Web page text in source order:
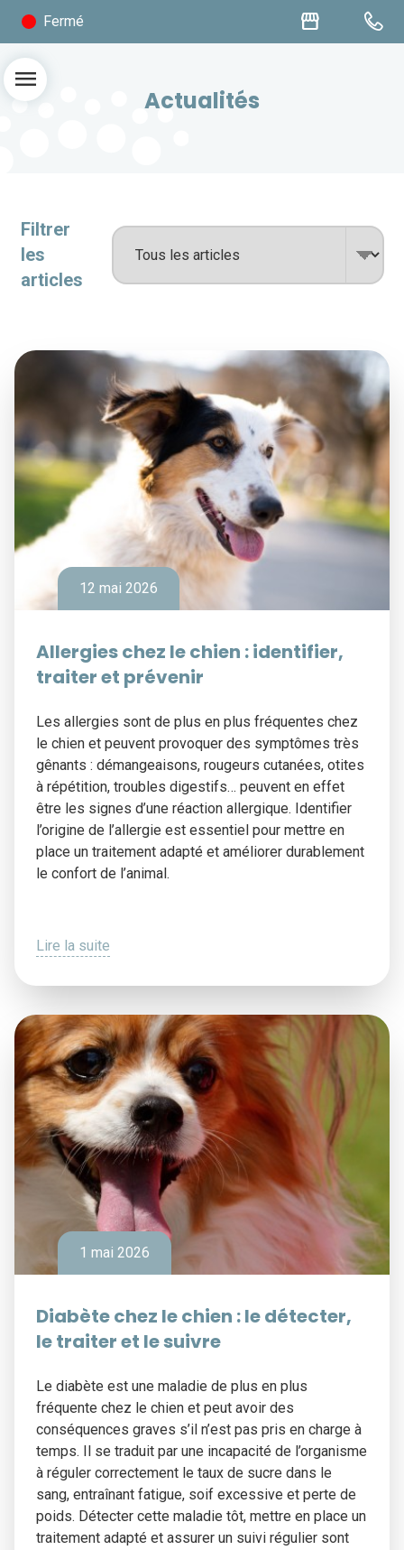
Fermé storefront
menu
Actualités
Filtrer
les
articles
12 mai 2026
Allergies chez le chien : identifier,
traiter et prévenir
Les allergies sont de plus en plus fréquentes chez
le chien et peuvent provoquer des symptômes très
gênants : démangeaisons, rougeurs cutanées, otites
à répétition, troubles digestifs… peuvent en effet
être les signes d’une réaction allergique. Identifier
l’origine de l’allergie est essentiel pour mettre en
place un traitement adapté et améliorer durablement
le confort de l’animal.
Lire la suite
1 mai 2026
Diabète chez le chien : le détecter,
le traiter et le suivre
Le diabète est une maladie de plus en plus
fréquente chez le chien et peut avoir des
conséquences graves s’il n’est pas pris en charge à
temps. Il se traduit par une incapacité de l’organisme
à réguler correctement le taux de sucre dans le
sang, entraînant fatigue, soif excessive et perte de
poids. Détecter cette maladie tôt, mettre en place un
traitement adapté et assurer un suivi régulier sont